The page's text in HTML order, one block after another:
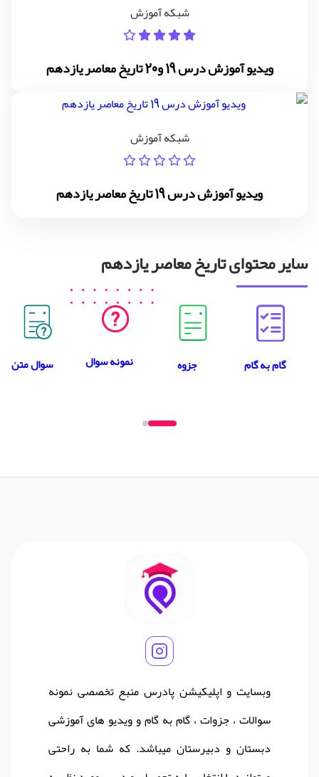
شبکه آموزش
ویدیو آموزش درس 19 و20 تاریخ معاصر یازدهم
شبکه آموزش
ویدیو آموزش درس 19 تاریخ معاصر یازدهم
سایر محتوای تاریخ معاصر یازدهم
گام به گام جزوه نمونه سوال سوال متن
وبسایت و اپلیکیشن پادرس منبع تخصصی نمونه
سوالات ، جزوات ، گام به گام و ویدیو های آموزشی
دبستان و دبیرستان میباشد. که شما به راحتی